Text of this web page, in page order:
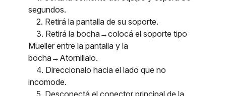
segundos.
2. Retirá la pantalla de su soporte.
3. Retirá la bocha→colocá el soporte tipo
Mueller entre la pantalla y la
bocha→Atornillalo.
4. Direccionalo hacia el lado que no
incomode.
5. Desconectá el conector principal de la